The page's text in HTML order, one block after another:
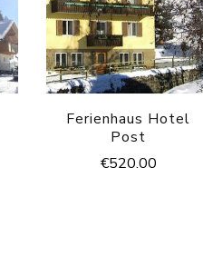
Ferienhaus Hotel
Post
€520.00